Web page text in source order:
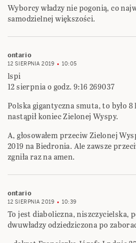
Wyborcy władzy nie pogonią, co
samodzielnej większości.
ontario
12 SIERPNIA 2019 10:05
lspi
12 sierpnia o godz. 9:16 269037
Polska gigantyczna smuta, to było
nastąpił koniec Zielonej Wyspy.
A, głosowałem przeciw Zielonej
2019 na Biedronia. Ale zawsze
zgniła raz na amen.
ontario
12 SIERPNIA 2019 10:39
To jest diaboliczna, niszczycielska,
dwuwładzy odziedziczona po